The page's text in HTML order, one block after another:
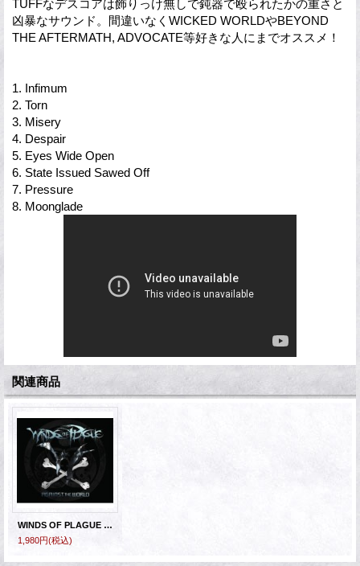
TUFFなデスコアは飾りっけ無しで鈍器で殴られたかの重さと
凶暴なサウンド。間違いなくWICKED WORLDやBEYOND
THE AFTERMATH, ADVOCATE等好きな人にまでオススメ！
1. Infimum
2. Torn
3. Misery
4. Despair
5. Eyes Wide Open
6. State Issued Sawed Off
7. Pressure
8. Moonglade
関連商品
WINDS OF PLAGUE - Against The World [CD]
1,980円(税込)